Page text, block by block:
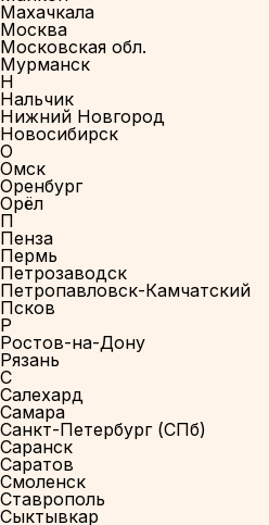
Махачкала
Москва
Московская обл.
Мурманск
Н
Нальчик
Нижний Новгород
Новосибирск
О
Омск
Оренбург
Орёл
П
Пенза
Пермь
Петрозаводск
Петропавловск-Камчатский
Псков
Р
Ростов-на-Дону
Рязань
С
Салехард
Самара
Санкт-Петербург (СПб)
Саранск
Саратов
Смоленск
Ставрополь
Сыктывкар